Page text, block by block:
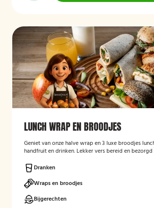
LUNCH WRAP EN BROODJES
Geniet van onze halve wrap en 3 luxe broodjes
handfruit en drinken. Lekker vers bereid en
Dranken
Wraps en broodjes
Bijgerechten